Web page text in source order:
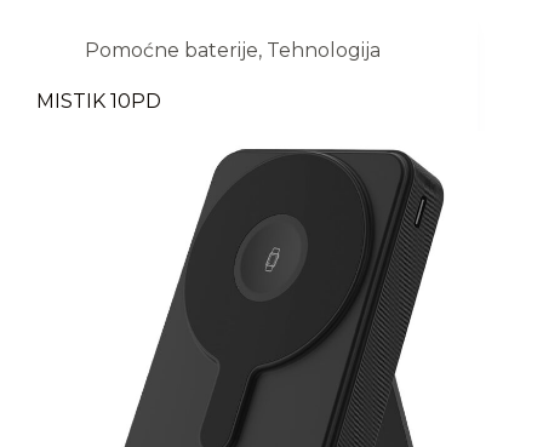
Pomoćne baterije, Tehnologija
MISTIK 10PD